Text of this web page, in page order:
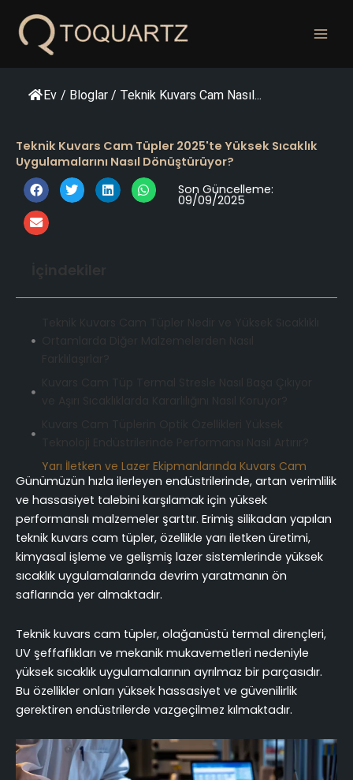
geç
Ev / Bloglar / Teknik Kuvars Cam Nasıl...
Teknik Kuvars Cam Tüpler 2025'te Yüksek Sıcaklık
Uygulamalarını Nasıl Dönüştürüyor?
Son Güncelleme:
09/09/2025
Yarı İletken ve Lazer Ekipmanlarında Kuvars Cam
Tüplerin Temel Faydaları Nelerdir?
Kuvars Cam Tüpleri Yüksek Sıcaklık Sistemlerindeki
Hassas Uygulamalar İçin İdeal Kılan Nedir?
Sonuç
SSS (Sıkça Sorulan Sorular)
Günümüzün hızla ilerleyen endüstrilerinde, artan verimlilik
ve hassasiyet talebini karşılamak için yüksek
performanslı malzemeler şarttır. Erimiş silikadan yapılan
teknik kuvars cam tüpler, özellikle yarı iletken üretimi,
kimyasal işleme ve gelişmiş lazer sistemlerinde yüksek
sıcaklık uygulamalarında devrim yaratmanın ön
saflarında yer almaktadır.
Teknik kuvars cam tüpler, olağanüstü termal dirençleri,
UV şeffaflıkları ve mekanik mukavemetleri nedeniyle
yüksek sıcaklık uygulamalarının ayrılmaz bir parçasıdır.
Bu özellikler onları yüksek hassasiyet ve güvenilirlik
gerektiren endüstrilerde vazgeçilmez kılmaktadır.